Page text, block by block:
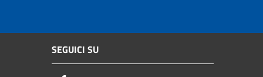
SEGUICI SU